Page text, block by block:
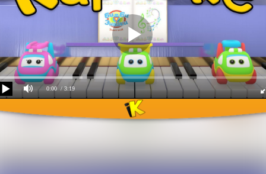
0:00 / 3:19
БИ-БИ-Знайки